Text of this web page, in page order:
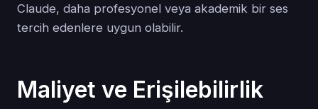
Claude, daha profesyonel veya akademik bir ses
tercih edenlere uygun olabilir.
Maliyet ve Erişilebilirlik